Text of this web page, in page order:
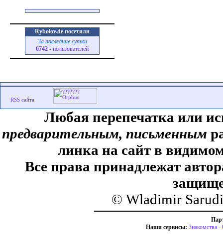
Rybolov.de посетили
За последние сутки
6742 - пользователей
Любая перепечатка или
предварительным, письменным
линка на сайт в
Все права принадлежат
© Wladimir
Наши сервисы: Знакомства -